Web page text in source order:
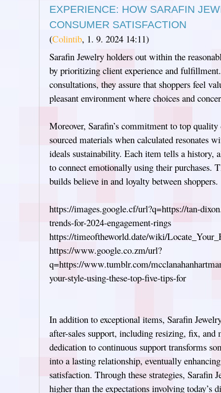
EXPERIENCE: HOW SARAFIN
CONSUMER SATISFACTION
(Colintib, 1. 9. 2024 14:11)
Sarafin Jewelry holders out within the
by prioritizing client experience and
consultations, they assure that shoppers feel
pleasant environment where choices and
Moreover, Sarafin’s commitment to top
sourced materials when calculated resonates
ideals sustainability. Each item tells a history,
to connect emotionally using their purchases.
builds believe in and loyalty between shoppers.
https://images.google.cf/url?q=https://tan-
trends-for-2024-engagement-rings
https://timeoftheworld.date/wiki/
https://www.google.co.zm/url?
q=https://www.tumblr.com/
your-style-using-these-top-five-tips-for
In addition to exceptional items, Sarafin
after-sales support, including resizing, fix, and
dedication to continuous support transforms
into a lasting relationship, eventually
satisfaction. Through these strategies, Sarafin
higher than the expectations involving today’s